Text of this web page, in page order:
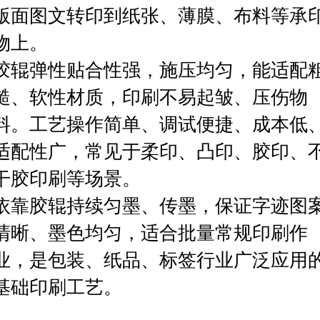
面图文转印到纸张、薄膜、布料等承
上。
辊弹性贴合性强，施压均匀，能适配
、软性材质，印刷不易起皱、压伤物
。工艺操作简单、调试便捷、成本低、
配性广，常见于柔印、凸印、胶印、
胶印刷等场景。
靠胶辊持续匀墨、传墨，保证字迹图
晰、墨色均匀，适合批量常规印刷作
，是包装、纸品、标签行业广泛应用
础印刷工艺。